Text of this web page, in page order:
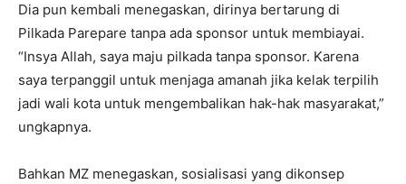
Dia pun kembali menegaskan, dirinya bertarung di
Pilkada Parepare tanpa ada sponsor untuk membiayai.
“Insya Allah, saya maju pilkada tanpa sponsor. Karena
saya terpanggil untuk menjaga amanah jika kelak terpilih
jadi wali kota untuk mengembalikan hak-hak masyarakat,”
ungkapnya.
Bahkan MZ menegaskan, sosialisasi yang dikonsep